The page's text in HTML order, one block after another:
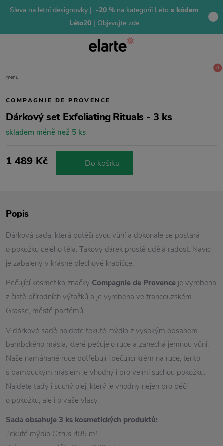
Sleva na letní designovky | -20 % na kategorii Léto s kódem
Léto20 | Objevujte zde
menu
0
COMPAGNIE DE PROVENCE
Dárkový set Exfoliating Rituals - 3 ks
skladem méně než 5 ks
1 489 Kč Do košíku
Popis
Dárková sada, která potěší svou vůní a dokonale se postará
o pokožku celého těla. Takový dárek prostě udělá radost. Navíc
je zabalený v krásné plechové krabičce.
Pečující kosmetika značky Compagnie de Provence je vyrobena
z čistě přírodních výtažků a je vyrobena ve francouzském
Grasse, městě parfémů.
V dárkové sadě najdete tekuté mýdlo z vysokým obsahem
bambckého másla, které pečuje o ruce a zanechá jemnou vůni.
Naše namáhané ruce potřebují i pečující krém na ruce, tento
s bambuckým máslem je vhodný i pro velmi suchou pokožku.
Najdete tady i suchý olej, který je vhodný nejen pro péči
o pokožku, ale i o vaše vlasy.
Sada obsahuje 3 ks kosmetických produktů:
Tekuté mýdlo Citrus 495 ml